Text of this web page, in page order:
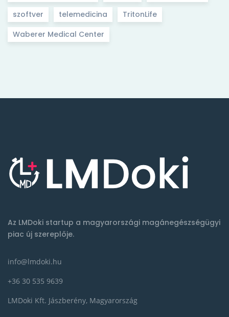
szoftver
telemedicina
TritonLife
Waberer Medical Center
Az LMDoki startup a magyarországi magánegészségügyi
piac új szereplője.
info@lmdoki.hu
+36 30 535 9639
LMDoki Kft. Jászberény, Magyarország